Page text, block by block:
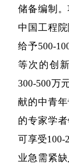
储备编制。
中国工程
给予500-
等次的创
300-500万
献的中青
的专家学
可享受100-
业急需紧